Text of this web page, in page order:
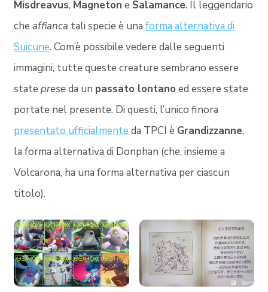
Misdreavus, Magneton e Salamance. Il leggendario
che affianca tali specie è una forma alternativa di
Suicune. Com’è possibile vedere dalle seguenti
immagini, tutte queste creature sembrano essere
state preseda un passato lontano ed essere state
portate nel presente. Di questi, l’unico finora
presentato ufficialmente da TPCI è Grandizzanne,
la forma alternativa di Donphan (che, insieme a
Volcarona, ha una forma alternativa per ciascun
titolo).